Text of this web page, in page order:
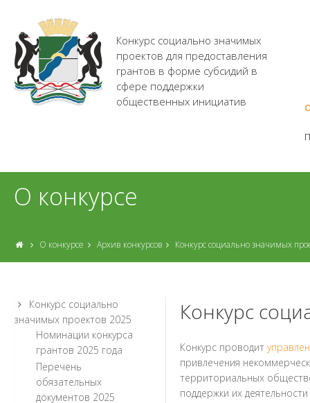
Конкурс социально значимых
проектов для предоставления
грантов в форме субсидий в
сфере поддержки
общественных инициатив
О конкурсе
О конкурсе Архив конкурсов Конкурс социально значимых
Конкурс социально
значимых проектов 2025
Номинации конкурса
грантов 2025 года
Перечень
обязательных
документов 2025
Конкурс
Конкурс проводит
привлечения
территориальных
поддержки их